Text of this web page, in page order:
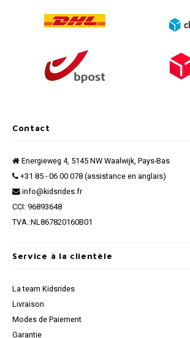
Contact
Energieweg 4, 5145 NW Waalwijk, Pays-Bas
+31 85 - 06 00 078 (assistance en anglais)
info@kidsrides.fr
CCI: 96893648
TVA.:NL867820160B01
Service à la clientèle
La team Kidsrides
Livraison
Modes de Paiement
Garantie